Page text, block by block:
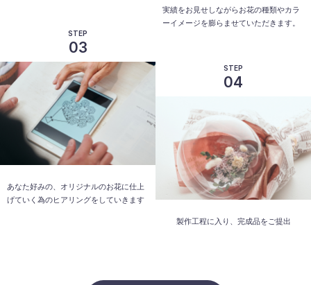
実績をお見せしながらお花の種類やカラ
ーイメージを膨らませていただきます。
STEP
03
あなた好みの、オリジナルのお花に仕上
げていく為のヒアリングをしていきます
STEP
04
製作工程に入り、完成品をご提出